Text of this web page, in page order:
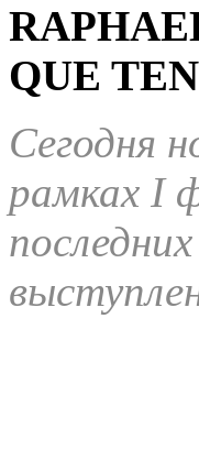
QUE
Сегодня
рамках I